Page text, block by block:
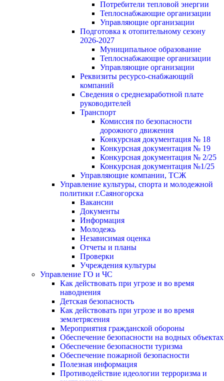
Потребители тепловой энергии
Теплоснабжающие организации
Управляющие организации
Подготовка к отопительному сезону
2026-2027
Муниципальное образование
Теплоснабжающие организации
Управляющие организации
Реквизиты ресурсо-снабжающий
компаний
Сведения о среднезаработной плате
руководителей
Транспорт
Комиссия по безопасности
дорожного движения
Конкурсная документация № 18
Конкурсная документация № 19
Конкурсная документация № 2/25
Конкурсная документация №1/25
Управляющие компании, ТСЖ
Управление культуры, спорта и молодежной
политики г.Саяногорска
Вакансии
Документы
Информация
Молодежь
Независимая оценка
Отчеты и планы
Проверки
Учреждения культуры
Управление ГО и ЧС
Как действовать при угрозе и во время
наводнения
Детская безопасность
Как действовать при угрозе и во время
землетрясения
Мероприятия гражданской обороны
Обеспечение безопасности на водных объектах
Обеспечение безопасности туризма
Обеспечение пожарной безопасности
Полезная информация
Противодействие идеологии терроризма и